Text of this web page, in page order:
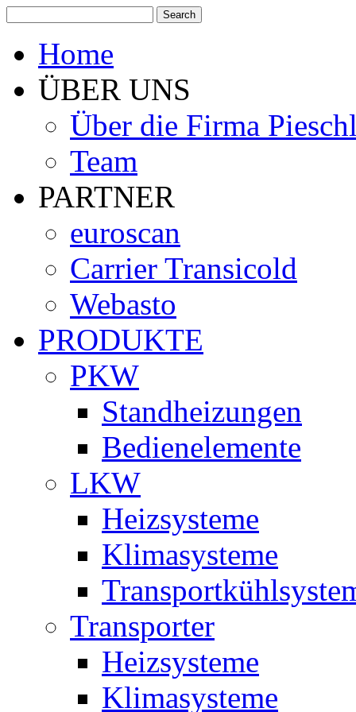
Home
ÜBER UNS
Über die Firma
Team
PARTNER
euroscan
Carrier Transicold
Webasto
PRODUKTE
PKW
Standheizungen
Bedienelemente
LKW
Heizsysteme
Klimasysteme
Transporter
Heizsysteme
Klimasysteme